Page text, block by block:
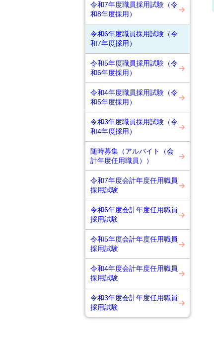
令和7年度職員採用試験（令
和8年度採用）
令和6年度職員採用試験（令
和7年度採用）
令和5年度職員採用試験（令
和6年度採用）
令和4年度職員採用試験（令
和5年度採用）
令和3年度職員採用試験（令
和4年度採用）
随時募集（アルバイト（会
計年度任用職員））
令和7年度会計年度任用職員
採用試験
令和6年度会計年度任用職員
採用試験
令和5年度会計年度任用職員
採用試験
令和4年度会計年度任用職員
採用試験
令和3年度会計年度任用職員
採用試験